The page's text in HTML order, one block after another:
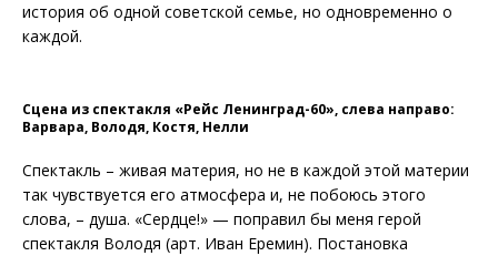
история об одной советской семье, но одновременно о
каждой.
Сцена из спектакля «Рейс Ленинград-60», слева направо:
Варвара, Володя, Костя, Нелли
Спектакль – живая материя, но не в каждой этой материи
так чувствуется его атмосфера и, не побоюсь этого
слова, – душа. «Сердце!» — поправил бы меня герой
спектакля Володя (арт. Иван Еремин). Постановка